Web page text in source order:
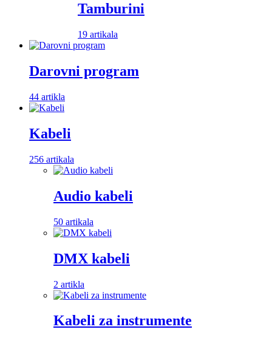
Tamburini
19 artikala
Darovni program
44 artikla
Kabeli
256 artikala
Audio kabeli
50 artikala
DMX kabeli
2 artikla
Kabeli za instrumente